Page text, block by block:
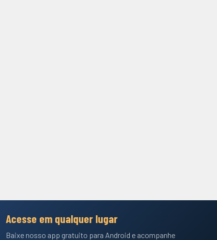
Acesse em qualquer lugar
Baixe nosso app gratuito para Android e acompanhe